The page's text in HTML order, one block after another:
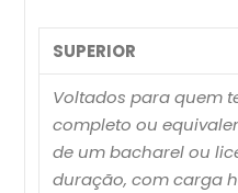
SUPERIOR
Voltados para quem
completo ou
de um bacharel ou
duração, com carga